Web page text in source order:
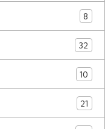
8
32
10
21